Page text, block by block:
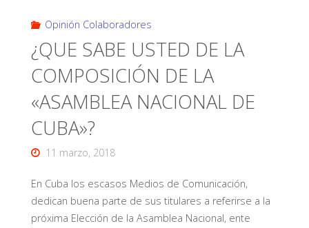
Opinión Colaboradores
¿QUE SABE USTED DE LA
COMPOSICIÓN DE LA
«ASAMBLEA NACIONAL DE
CUBA»?
11 marzo, 2018
En Cuba los escasos Medios de Comunicación,
dedican buena parte de sus titulares a referirse a la
próxima Elección de la Asamblea Nacional, ente